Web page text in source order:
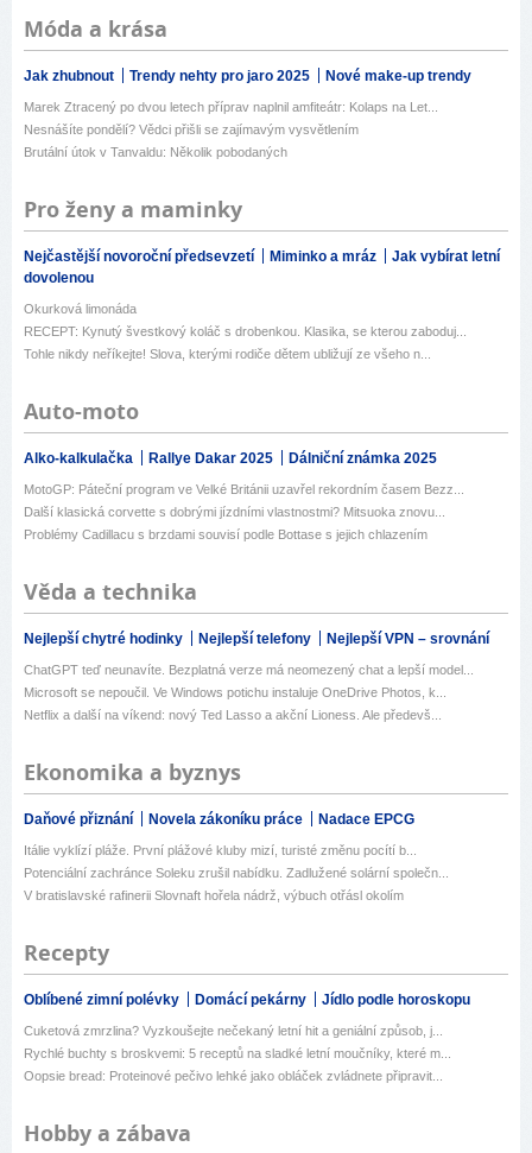
Móda a krása
Jak zhubnout Trendy nehty pro jaro 2025 Nové make-up trendy
Marek Ztracený po dvou letech příprav naplnil amfiteátr: Kolaps na Let...
Nesnášíte pondělí? Vědci přišli se zajímavým vysvětlením
Brutální útok v Tanvaldu: Několik pobodaných
Pro ženy a maminky
Nejčastější novoroční předsevzetí Miminko a mráz
Jak vybírat letní
dovolenou
Okurková limonáda
RECEPT: Kynutý švestkový koláč s drobenkou. Klasika, se kterou zaboduj...
Tohle nikdy neříkejte! Slova, kterými rodiče dětem ubližují ze všeho n...
Auto-moto
Alko-kalkulačka Rallye Dakar 2025 Dálniční známka 2025
MotoGP: Páteční program ve Velké Británii uzavřel rekordním časem Bezz...
Další klasická corvette s dobrými jízdními vlastnostmi? Mitsuoka znovu...
Problémy Cadillacu s brzdami souvisí podle Bottase s jejich chlazením
Věda a technika
Nejlepší chytré hodinky Nejlepší telefony Nejlepší VPN – srovnání
ChatGPT teď neunavíte. Bezplatná verze má neomezený chat a lepší model...
Microsoft se nepoučil. Ve Windows potichu instaluje OneDrive Photos, k...
Netflix a další na víkend: nový Ted Lasso a akční Lioness. Ale předevš...
Ekonomika a byznys
Daňové přiznání Novela zákoníku práce Nadace EPCG
Itálie vyklízí pláže. První plážové kluby mizí, turisté změnu pocítí b...
Potenciální zachránce Soleku zrušil nabídku. Zadlužené solární společn...
V bratislavské rafinerii Slovnaft hořela nádrž, výbuch otřásl okolím
Recepty
Oblíbené zimní polévky Domácí pekárny Jídlo podle horoskopu
Cuketová zmrzlina? Vyzkoušejte nečekaný letní hit a geniální způsob, j...
Rychlé buchty s broskvemi: 5 receptů na sladké letní moučníky, které m...
Oopsie bread: Proteinové pečivo lehké jako obláček zvládnete připravit...
Hobby a zábava